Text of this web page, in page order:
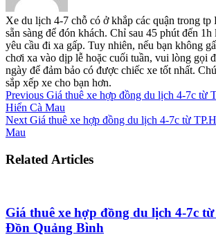
Xe du lịch 4-7 chỗ có ở khắp các quận trong
sẵn sàng để đón khách. Chỉ sau 45 phút đến 1h
yêu cầu đi xa gấp. Tuy nhiên, nếu bạn không
chơi xa vào dịp lễ hoặc cuối tuần, vui lòng gọi
ngày để đảm bảo có được chiếc xe tốt nhất.
sắp xếp xe cho bạn hơn.
Previous Giá thuê xe hợp đồng du lịch 4-7c từ
Hiển Cà Mau
Next Giá thuê xe hợp đồng du lịch 4-7c từ
Mau
Related Articles
Giá thuê xe hợp đồng du lịch 4-7c
Đồn Quảng Bình